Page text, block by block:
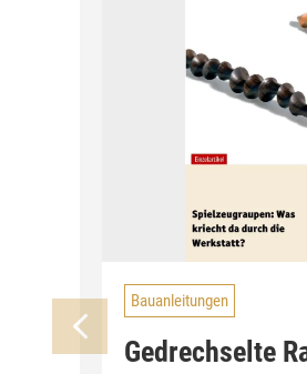
Bauanleitungen
Gedrechselte